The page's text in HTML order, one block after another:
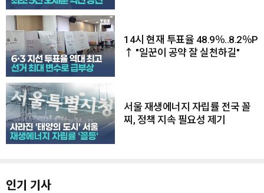
14시 현재 투표율 48.9％..8.2％P
↑ "일꾼이 공약 잘 실천하길"
서울 재생에너지 자립률 전국 꼴
찌, 정책 지속 필요성 제기
인기 기사